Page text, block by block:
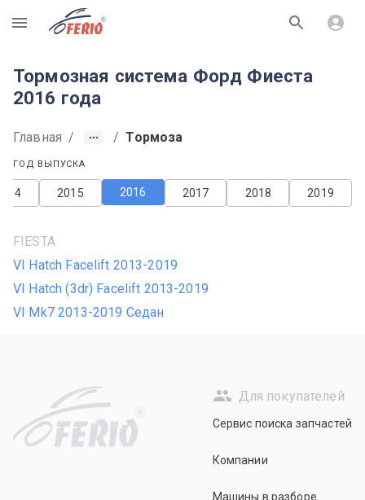
R
Тормозная система Форд Фиеста
2016 года
Главная / / Тормоза
ГОД ВЫПУСКА
2019
2018
2017
2016
2015
FIESTA
VI Hatch Facelift 2013-2019
VI Hatch (3dr) Facelift 2013-2019
VI Mk7 2013-2019 Седан
R
Для покупателей
Сервис поиска запчастей
Компании
Машины в разборе